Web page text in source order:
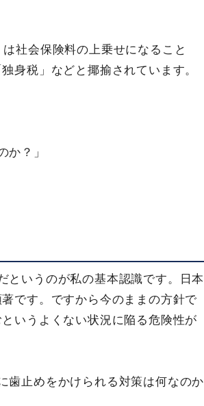
社会保険料の上乗せになること
身税」などと揶揄されています。
か？」
というのが私の基本認識です。日本
です。ですから今のままの方針で
いうよくない状況に陥る危険性が
歯止めをかけられる対策は何なのか